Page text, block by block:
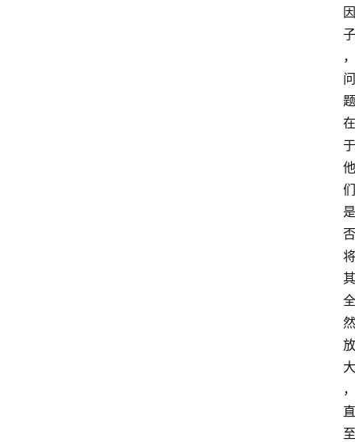
因
子
，
问
题
在
于
他
们
是
否
将
其
全
然
放
大
，
直
至